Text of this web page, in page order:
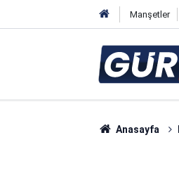
Manşetler
Anasayfa